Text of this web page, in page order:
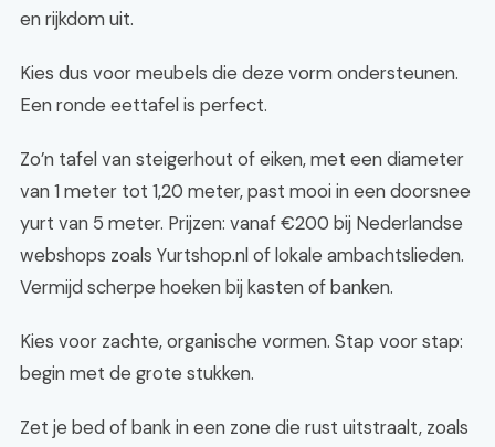
en rijkdom uit.
Kies dus voor meubels die deze vorm ondersteunen.
Een ronde eettafel is perfect.
Zo’n tafel van steigerhout of eiken, met een diameter
van 1 meter tot 1,20 meter, past mooi in een doorsnee
yurt van 5 meter. Prijzen: vanaf €200 bij Nederlandse
webshops zoals Yurtshop.nl of lokale ambachtslieden.
Vermijd scherpe hoeken bij kasten of banken.
Kies voor zachte, organische vormen. Stap voor stap:
begin met de grote stukken.
Zet je bed of bank in een zone die rust uitstraalt, zoals